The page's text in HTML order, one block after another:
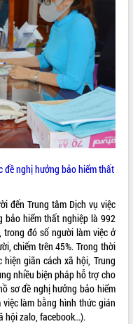
đề nghị hưởng bảo hiểm thất
đến Trung tâm Dịch vụ việc
bảo hiểm thất nghiệp là 992
đó số người làm việc ở
chiếm trên 45%. Trong thời
giãn cách xã hội, Trung
nhiều biện pháp hỗ trợ cho
sơ đề nghị hưởng bảo hiểm
làm bằng hình thức gián
hội zalo, facebook…).